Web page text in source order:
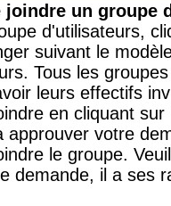
joindre un groupe
d'utilisateurs,
suivant le
Tous les
leurs effectifs
en cliquant
approuver votre
le groupe.
demande, il a ses